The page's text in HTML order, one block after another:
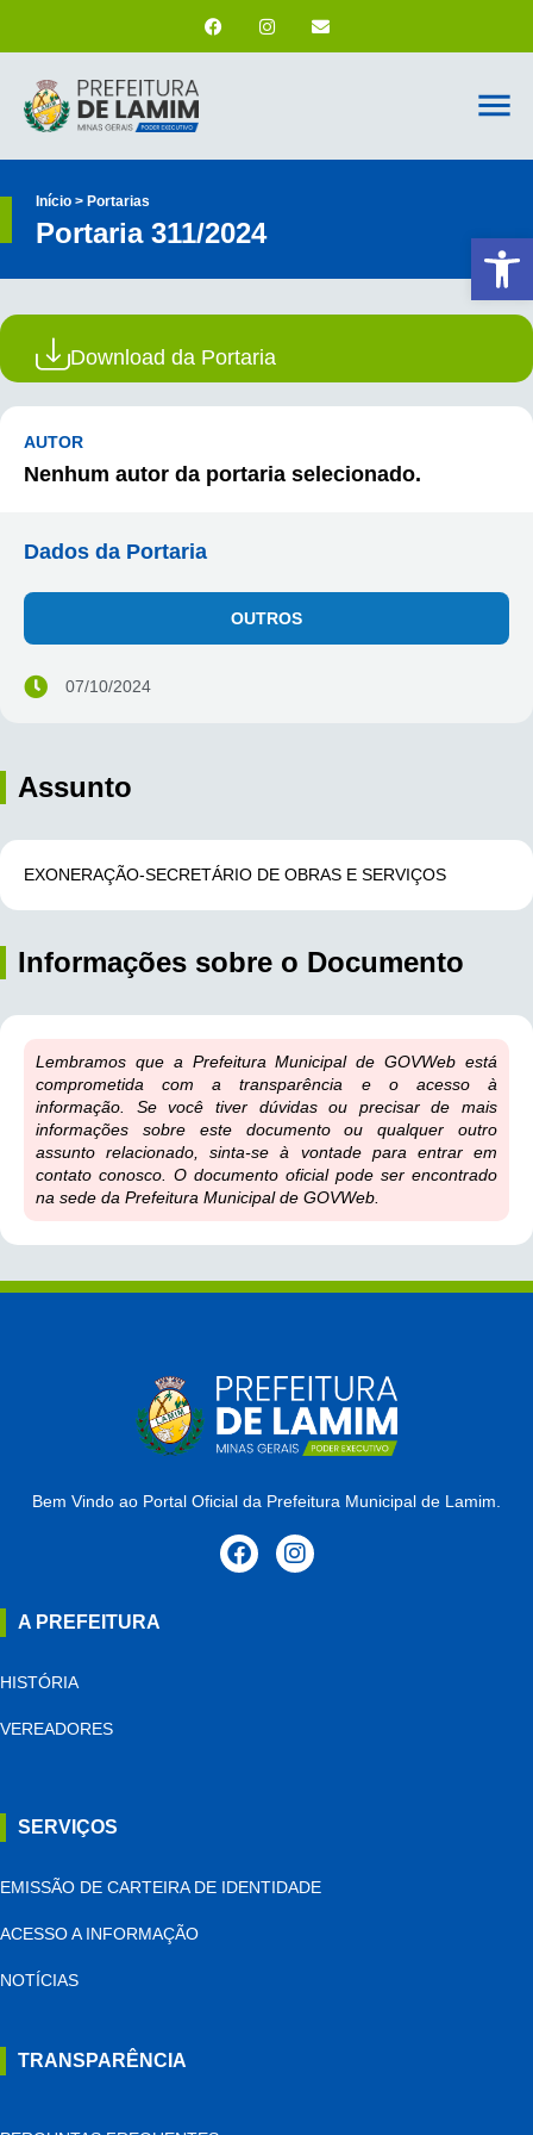
Início > Portarias
Portaria 311/2024
Download da Portaria
AUTOR
Nenhum autor da portaria selecionado.
Dados da Portaria
OUTROS
07/10/2024
Assunto
EXONERAÇÃO-SECRETÁRIO DE OBRAS E SERVIÇOS
Informações sobre o Documento
Lembramos que a Prefeitura Municipal de GOVWeb está
comprometida com a transparência e o acesso à
informação. Se você tiver dúvidas ou precisar de mais
informações sobre este documento ou qualquer outro
assunto relacionado, sinta-se à vontade para entrar em
contato conosco. O documento oficial pode ser encontrado
na sede da Prefeitura Municipal de GOVWeb.
Bem Vindo ao Portal Oficial da Prefeitura Municipal de Lamim.
A PREFEITURA
HISTÓRIA
VEREADORES
SERVIÇOS
EMISSÃO DE CARTEIRA DE IDENTIDADE
ACESSO A INFORMAÇÃO
NOTÍCIAS
TRANSPARÊNCIA